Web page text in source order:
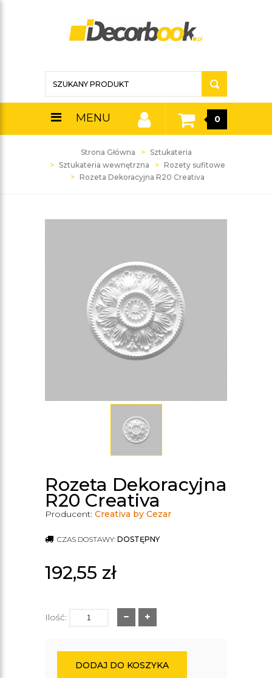
MENU 0
Strona Główna
Sztukateria
Sztukateria wewnętrzna
Rozety sufitowe
Rozeta Dekoracyjna R20 Creativa
Rozeta Dekoracyjna
R20 Creativa
Producent: Creativa by Cezar
CZAS DOSTAWY: DOSTĘPNY
192,55 zł
Ilość:
DODAJ DO KOSZYKA